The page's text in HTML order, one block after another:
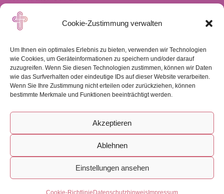
Cookie-Zustimmung verwalten
Um Ihnen ein optimales Erlebnis zu bieten, verwenden wir Technologien
wie Cookies, um Geräteinformationen zu speichern und/oder darauf
zuzugreifen. Wenn Sie diesen Technologien zustimmen, können wir Daten
wie das Surfverhalten oder eindeutige IDs auf dieser Website verarbeiten.
Wenn Sie Ihre Zustimmung nicht erteilen oder zurückziehen, können
bestimmte Merkmale und Funktionen beeinträchtigt werden.
Akzeptieren
Ablehnen
Einstellungen ansehen
Cookie-Richtlinie Datenschutzhinweis Impressum
73494 Rosenberg
Tel.: 07967 701910
Pfarramt.Hummelsweiler@elkw.de
WEITERE INFOS
Impressum-Datenschutz-Cookies